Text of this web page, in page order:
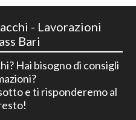
- Lavorazioni
Bari
Hai bisogno di consigli
e ti risponderemo al